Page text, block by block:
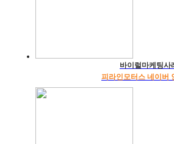
바이럴마케팅사
피라인모터스 네이버